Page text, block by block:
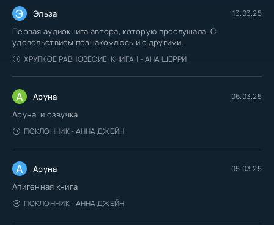
Э Эльза 13.03.25
Первая аудиокнига автора, которую прослушала. С
удовольствием познакомлюсь и с другими.
ХРУПКОЕ РАВНОВЕСИЕ. КНИГА 1 - АНА ШЕРРИ
А Аруна 06.03.25
Аруна, и озвучка
ПОКЛОННИК - АННА ДЖЕЙН
А Аруна 05.03.25
Апигенная книга
ПОКЛОННИК - АННА ДЖЕЙН